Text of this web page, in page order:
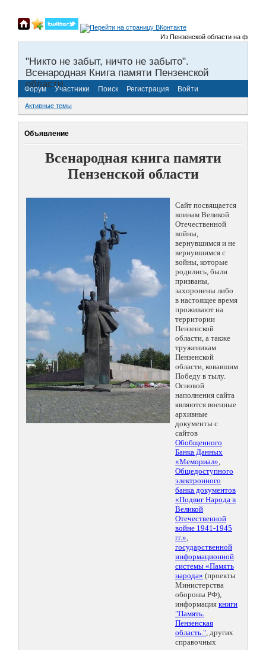
Из Пензенской области на фронты
"Никто не забыт, ничто не забыто".
Всенародная Книга памяти Пензенской
области.
Форум Участники Поиск Регистрация Войти
Активные темы
Объявление
Всенародная книга памяти
Пензенской области
Сайт посвящается
воинам Великой
Отечественной
войны,
вернувшимся и не
вернувшимся с
войны, которые
родились, были
призваны,
захоронены либо
в настоящее время
проживают на
территории
Пензенской
области, а также
труженикам
Пензенской
области, ковавшим
Победу в тылу.
Основой
наполнения сайта
являются военные
архивные
документы с
сайтов
Обобщенного
Банка Данных
«Мемориал»,
Общедоступного
электронного
банка документов
«Подвиг Народа в
Великой
Отечественной
войне 1941-1945
гг.»,
государственной
информационной
системы «Память
народа» (проекты
Министерства
обороны РФ),
информация книги
"Память.
Пензенская
область.", других
справочных